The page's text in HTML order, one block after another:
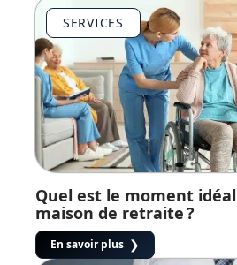
SERVICES
Quel est le moment
maison de retraite ?
En savoir plus